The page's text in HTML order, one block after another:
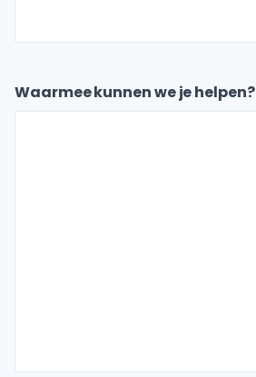
a
Waarmee kunnen we je helpen?